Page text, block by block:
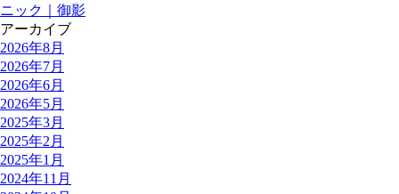
ニック｜御影
アーカイブ
2026年8月
2026年7月
2026年6月
2026年5月
2025年3月
2025年2月
2025年1月
2024年11月